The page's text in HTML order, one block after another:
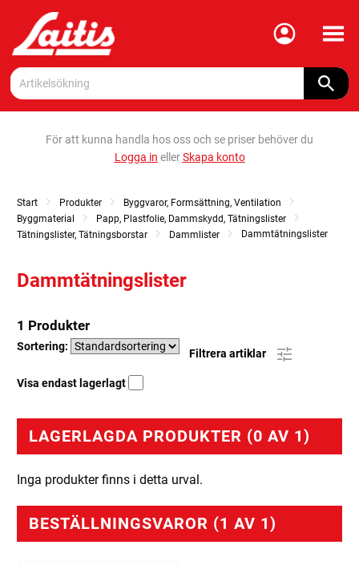
Meny
För att kunna handla hos oss och se priser behöver du
Logga in ellerSkapa konto
Start Produkter
Byggvaror, Formsättning, Ventilation
Byggmaterial
Papp, Plastfolie, Dammskydd, Tätningslister
Tätningslister, Tätningsborstar
Dammlister Dammtätningslister
Dammtätningslister
1 Produkter
Sortering:
Filtrera artiklar
Visa endast lagerlagt
LAGERLAGDA PRODUKTER (0 AV 1)
Inga produkter finns i detta urval.
BESTÄLLNINGSVAROR (1 AV 1)